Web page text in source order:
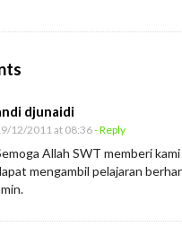
M
m
a
djunaidi
12/2011 at 08:36- Reply
Allah SWT memberi
mengambil pelajaran